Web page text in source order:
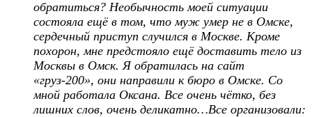
обратиться? Необычность моей ситуации
состояла ещё в том, что муж умер не в Омске,
сердечный приступ случился в Москве. Кроме
похорон, мне предстояло ещё доставить тело из
Москвы в Омск. Я обратилась на сайт
«груз-200», они направили к бюро в Омске. Со
мной работала Оксана. Все очень чётко, без
лишних слов, очень деликатно…Все организовали: